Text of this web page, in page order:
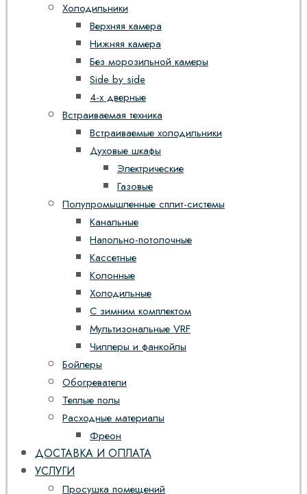
Холодильники
Верхняя камера
Нижняя камера
Без морозильной камеры
Side by side
4-х дверные
Встраиваемая техника
Встраиваемые холодильники
Духовые шкафы
Электрические
Газовые
Полупромышленные сплит-системы
Канальные
Напольно-потолочные
Кассетные
Колонные
Холодильные
С зимним комплектом
Мультизональные VRF
Чиллеры и фанкойлы
Бойлеры
Обогреватели
Теплые полы
Расходные материалы
Фреон
ДОСТАВКА И ОПЛАТА
УСЛУГИ
Просушка помещений